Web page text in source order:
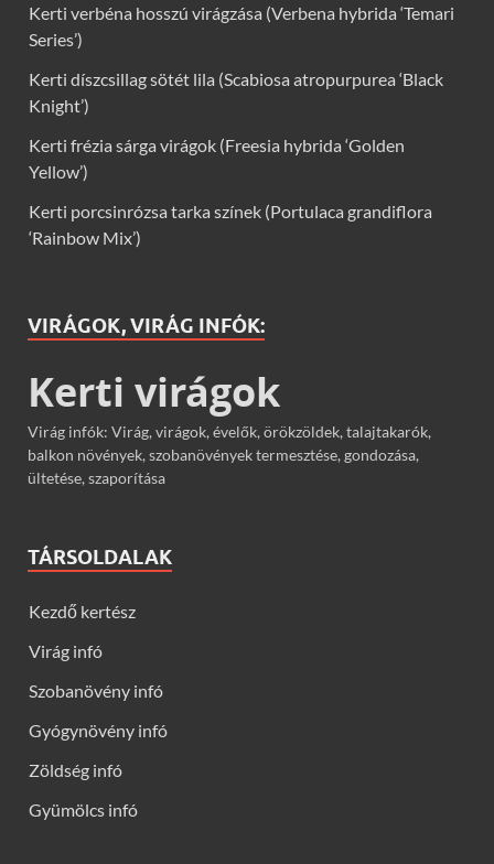
Kerti verbéna hosszú virágzása (Verbena hybrida ‘Temari
Series’)
Kerti díszcsillag sötét lila (Scabiosa atropurpurea ‘Black
Knight’)
Kerti frézia sárga virágok (Freesia hybrida ‘Golden
Yellow’)
Kerti porcsinrózsa tarka színek (Portulaca grandiflora
‘Rainbow Mix’)
VIRÁGOK, VIRÁG INFÓK:
Kerti virágok
Virág infók: Virág, virágok, évelők, örökzöldek, talajtakarók,
balkon növények, szobanövények termesztése, gondozása,
ültetése, szaporítása
TÁRSOLDALAK
Kezdő kertész
Virág infó
Szobanövény infó
Gyógynövény infó
Zöldség infó
Gyümölcs infó